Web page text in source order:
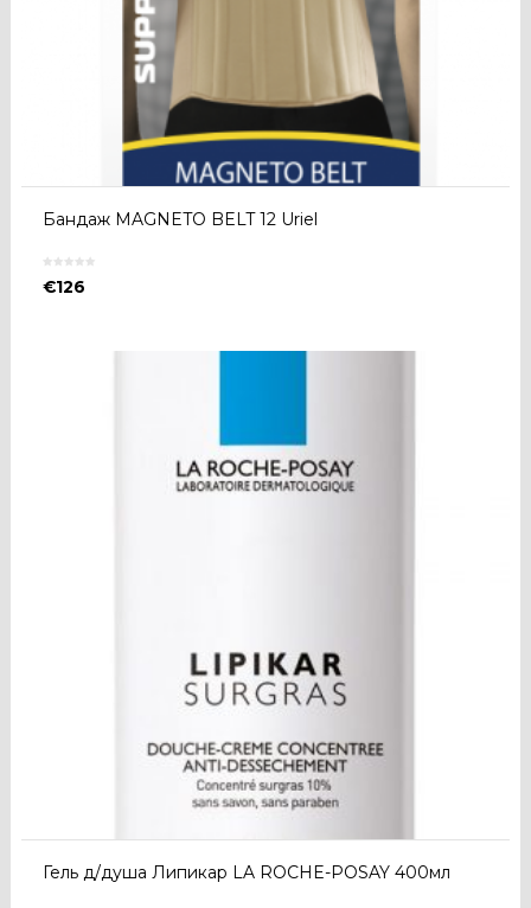
Бандаж MAGNETO BELT 12 Uriel
€126
Гель д/душа Липикар LA ROCHE-POSAY 400мл